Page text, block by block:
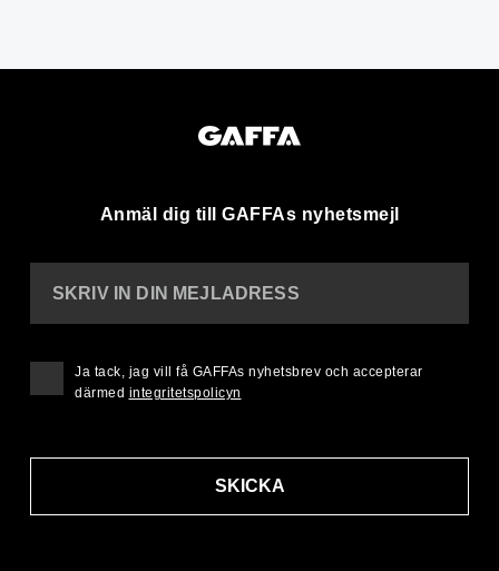
Anmäl dig till GAFFAs nyhetsmejl
SKRIV IN DIN MEJLADRESS
SKICKA
Ja tack, jag vill få GAFFAs nyhetsbrev och accepterar
därmed integritetspolicyn